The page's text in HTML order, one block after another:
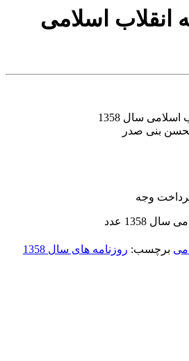
انقلاب اسلامی
سال 1358
بنی صدر
پرداخت وجه
1358 عدد
برچسب: روزنامه های سال 1358